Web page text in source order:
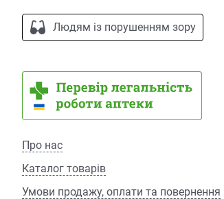
Людям із порушенням зору
Про нас
Каталог товарів
Умови продажу, оплати та повернення